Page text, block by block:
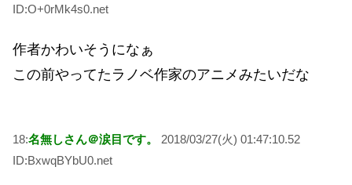
ID:O+0rMk4s0.net
作者かわいそうになぁ
この前やってたラノベ作家のアニメみたいだな
18:名無しさん＠涙目です。
2018/03/27(火) 01:47:10.52
ID:BxwqBYbU0.net